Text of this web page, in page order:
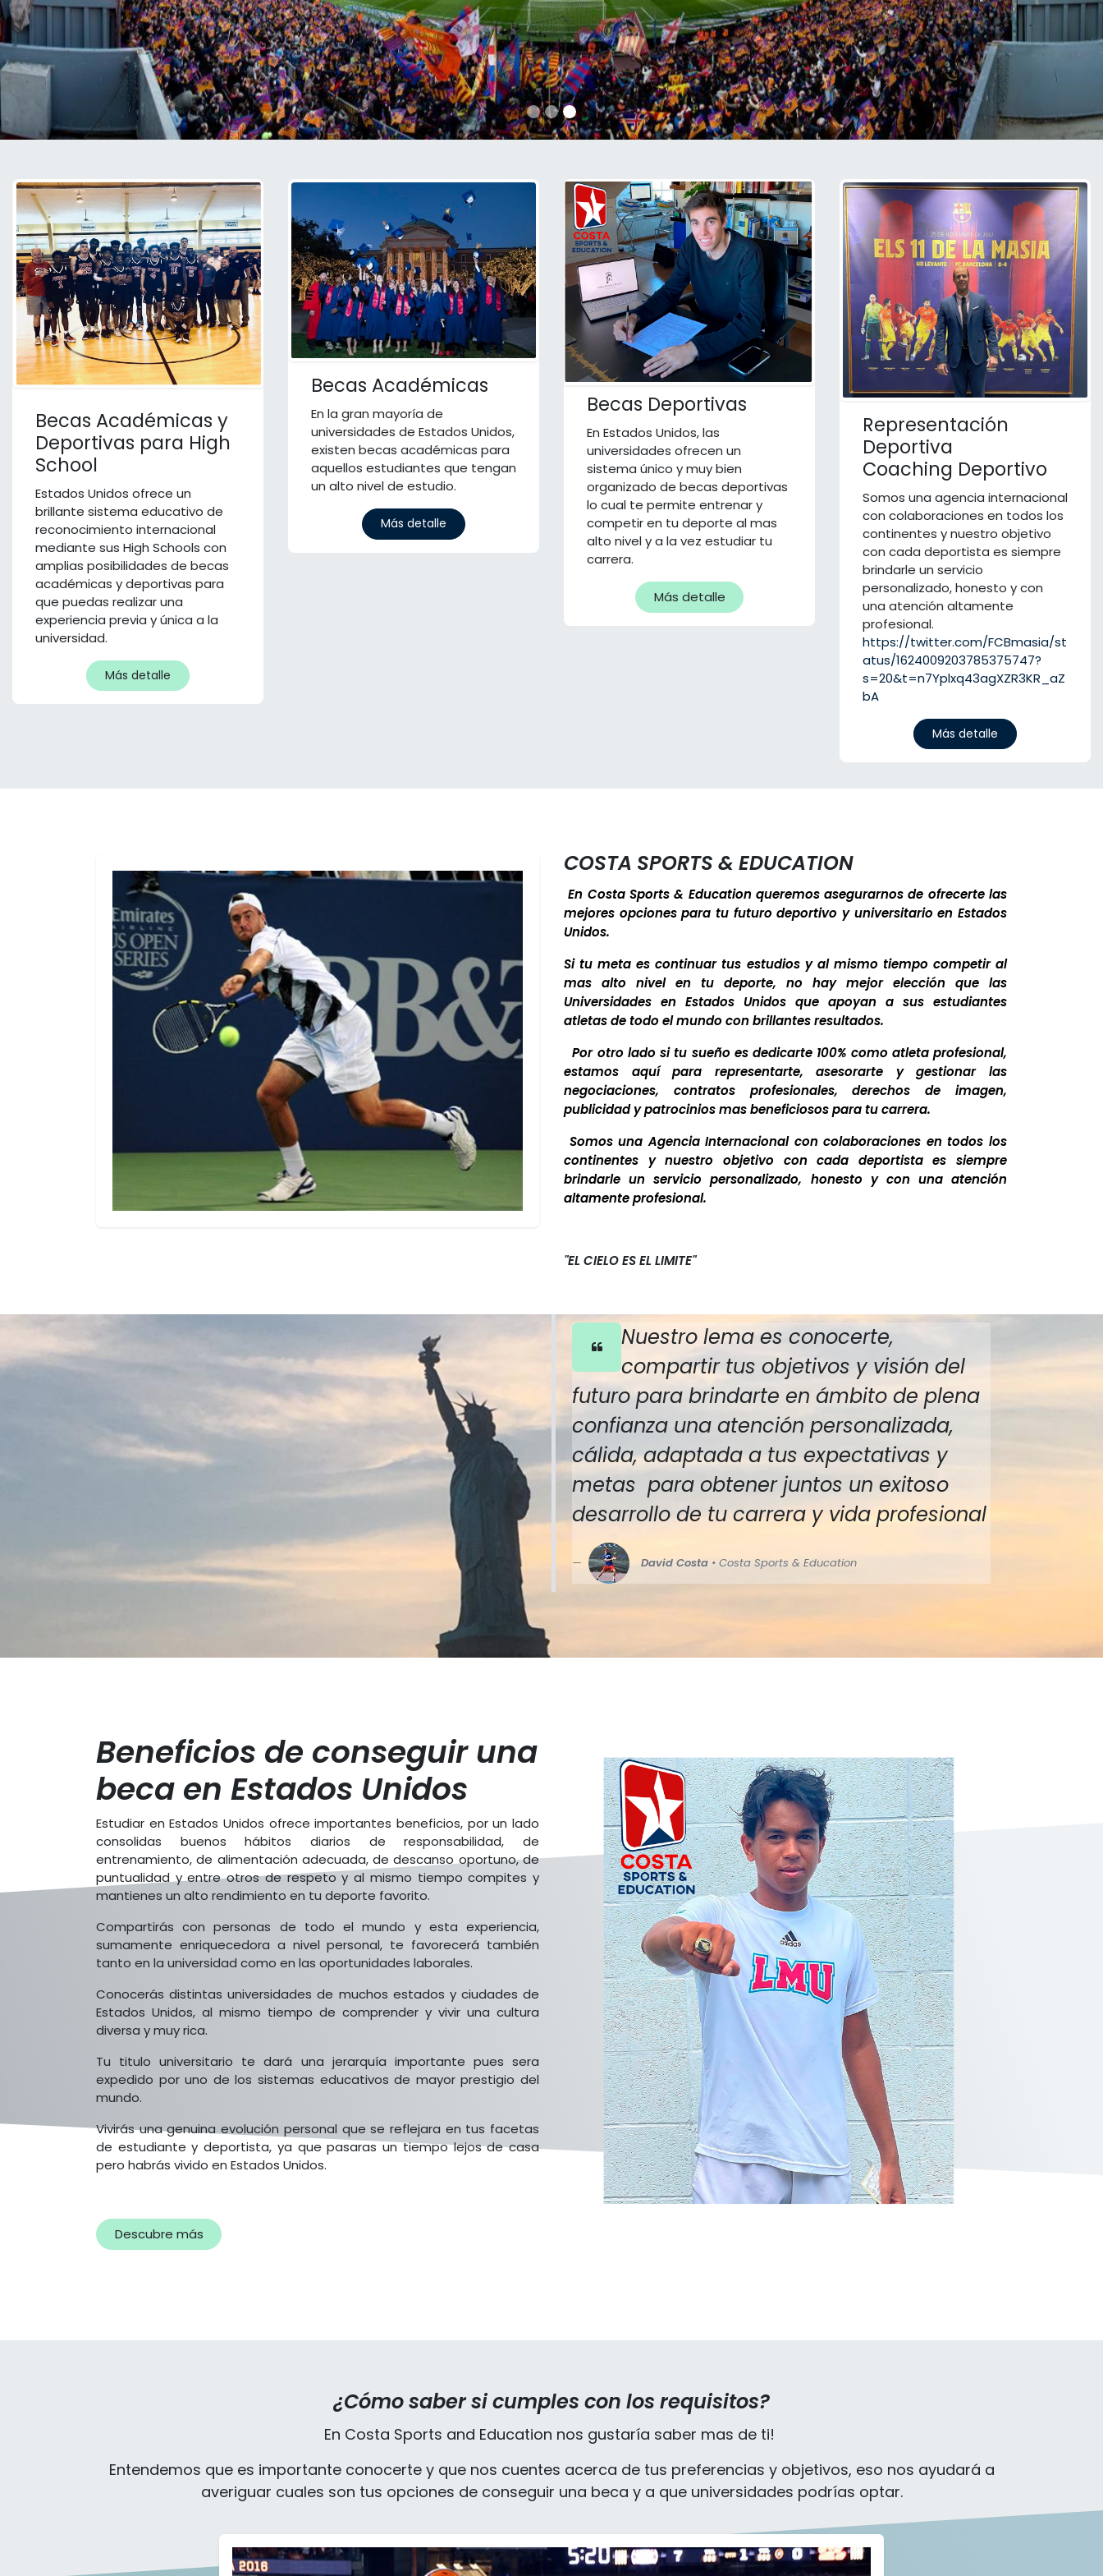
Becas Académicas y
Deportivas para High
School
Estados Unidos ofrece un
brillante sistema educativo de
reconocimiento internacional
mediante sus High Schools con
amplias posibilidades de becas
académicas y deportivas para
que puedas realizar una
experiencia previa y única a la
universidad.
Más detalle
Becas Académicas
En la gran mayoría de
universidades de Estados Unidos,
existen becas académicas para
aquellos estudiantes que tengan
un alto nivel de estudio.
Más detalle
Becas Deportivas
En Estados Unidos, las
universidades ofrecen un
sistema único y muy bien
organizado de becas deportivas
lo cual te permite entrenar y
competir en tu deporte al mas
alto nivel y a la vez estudiar tu
carrera.
Más detalle
Representación
Deportiva
Coaching Deportivo
Somos una agencia internacional
con colaboraciones en todos los
continentes y nuestro objetivo
con cada deportista es siempre
brindarle un servicio
personalizado, honesto y con
una atención altamente
profesional.
https://twitter.com/FCBmasia/st
atus/1624009203785375747?
s=20&t=n7Yplxq43agXZR3KR_aZ
bA
Más detalle
COSTA SPORTS & EDUCATION
En Costa Sports & Education queremos asegurarnos de ofrecerte las
mejores opciones para tu futuro deportivo y universitario en Estados
Unidos.
Si tu meta es continuar tus estudios y al mismo tiempo competir al
mas alto nivel en tu deporte, no hay mejor elección que las
Universidades en Estados Unidos que apoyan a sus estudiantes
atletas de todo el mundo con brillantes resultados.
Por otro lado si tu sueño es dedicarte 100% como atleta profesional,
estamos aquí para representarte, asesorarte y gestionar las
negociaciones, contratos profesionales, derechos de imagen,
publicidad y patrocinios mas beneficiosos para tu carrera.
Somos una Agencia Internacional con colaboraciones en todos los
continentes y nuestro objetivo con cada deportista es siempre
brindarle un servicio personalizado, honesto y con una atención
altamente profesional.
"EL CIELO ES EL LIMITE"
Nuestro lema es conocerte,
compartir tus objetivos y visión del
futuro para brindarte en ámbito de plena
confianza una atención personalizada,
cálida, adaptada a tus expectativas y
metas para obtener juntos un exitoso
desarrollo de tu carrera y vida profesional
David Costa • Costa Sports & Education
Beneficios de conseguir una
beca en Estados Unidos
Estudiar en Estados Unidos ofrece importantes beneficios, por un lado
consolidas buenos hábitos diarios de responsabilidad, de
entrenamiento, de alimentación adecuada, de descanso oportuno, de
puntualidad y entre otros de respeto y al mismo tiempo compites y
mantienes un alto rendimiento en tu deporte favorito.
Compartirás con personas de todo el mundo y esta experiencia,
sumamente enriquecedora a nivel personal, te favorecerá también
tanto en la universidad como en las oportunidades laborales.
Conocerás distintas universidades de muchos estados y ciudades de
Estados Unidos, al mismo tiempo de comprender y vivir una cultura
diversa y muy rica.
Tu titulo universitario te dará una jerarquía importante pues sera
expedido por uno de los sistemas educativos de mayor prestigio del
mundo.
Vivirás una genuina evolución personal que se reflejara en tus facetas
de estudiante y deportista, ya que pasaras un tiempo lejos de casa
pero habrás vivido en Estados Unidos.
Descubre más
¿Cómo saber si cumples con los requisitos?
En Costa Sports and Education nos gustaría saber mas de ti!
Entendemos que es importante conocerte y que nos cuentes acerca de tus preferencias y objetivos, eso nos ayudará a
averiguar cuales son tus opciones de conseguir una beca y a que universidades podrías optar.